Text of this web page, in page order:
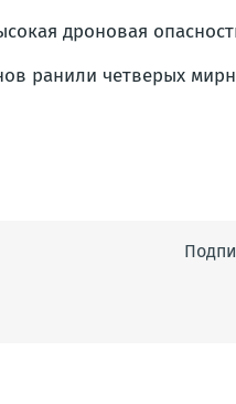
дроновая
ранили четверых